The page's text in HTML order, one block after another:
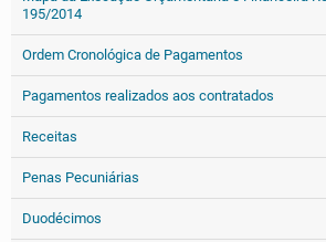
195/2014
Ordem Cronológica de Pagamentos
Pagamentos realizados aos contratados
Receitas
Penas Pecuniárias
Duodécimos